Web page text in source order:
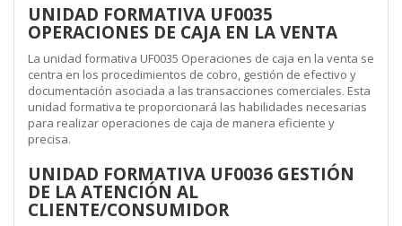
UNIDAD FORMATIVA UF0035
OPERACIONES DE CAJA EN LA VENTA
La unidad formativa UF0035 Operaciones de caja en la venta se
centra en los procedimientos de cobro, gestión de efectivo y
documentación asociada a las transacciones comerciales. Esta
unidad formativa te proporcionará las habilidades necesarias
para realizar operaciones de caja de manera eficiente y
precisa.
UNIDAD FORMATIVA UF0036 GESTIÓN
DE LA ATENCIÓN AL
CLIENTE/CONSUMIDOR